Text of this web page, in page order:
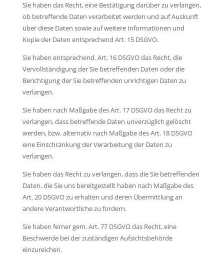
Sie haben das Recht, eine Bestätigung darüber zu verlangen,
ob betreffende Daten verarbeitet werden und auf Auskunft
über diese Daten sowie auf weitere Informationen und
Kopie der Daten entsprechend Art. 15 DSGVO.
Sie haben entsprechend. Art. 16 DSGVO das Recht, die
Vervollständigung der Sie betreffenden Daten oder die
Berichtigung der Sie betreffenden unrichtigen Daten zu
verlangen.
Sie haben nach Maßgabe des Art. 17 DSGVO das Recht zu
verlangen, dass betreffende Daten unverzüglich gelöscht
werden, bzw. alternativ nach Maßgabe des Art. 18 DSGVO
eine Einschränkung der Verarbeitung der Daten zu
verlangen.
Sie haben das Recht zu verlangen, dass die Sie betreffenden
Daten, die Sie uns bereitgestellt haben nach Maßgabe des
Art. 20 DSGVO zu erhalten und deren Übermittlung an
andere Verantwortliche zu fordern.
Sie haben ferner gem. Art. 77 DSGVO das Recht, eine
Beschwerde bei der zuständigen Aufsichtsbehörde
einzureichen.